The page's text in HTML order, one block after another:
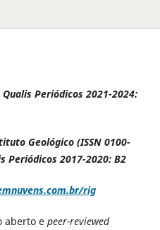
Periódicos 2021-2024:
Geológico (ISSN 0100-
Periódicos 2017-2020: B2
rig
aberto epeer-reviewed